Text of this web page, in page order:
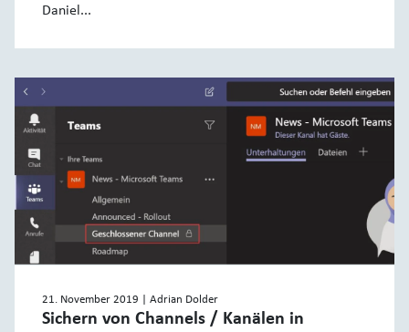
Daniel...
21. November 2019 | Adrian Dolder
Sichern von Channels / Kanälen in